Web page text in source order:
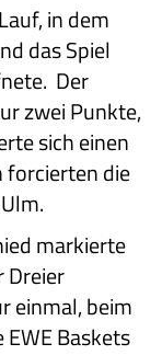
in dem
das Spiel
Der
zwei Punkte,
sich einen
forcierten die
markierte
Dreier
einmal, beim
EWE Baskets